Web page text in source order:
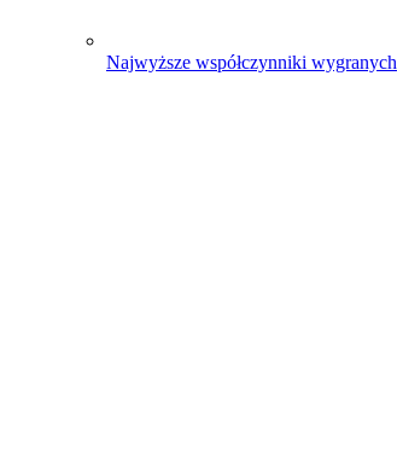
Najwyższe współczynniki wygranych